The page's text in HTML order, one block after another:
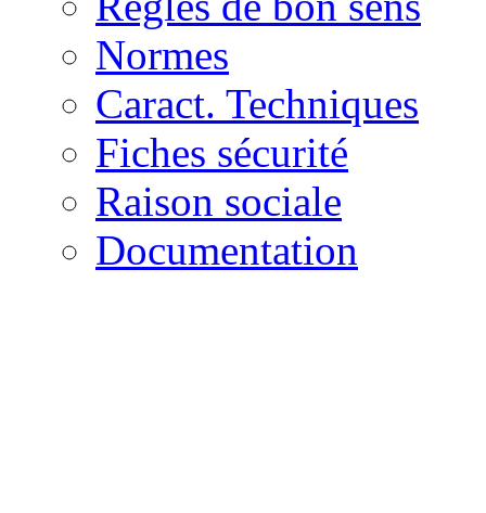
Normes
Caract. Techniques
Fiches sécurité
Raison sociale
Documentation